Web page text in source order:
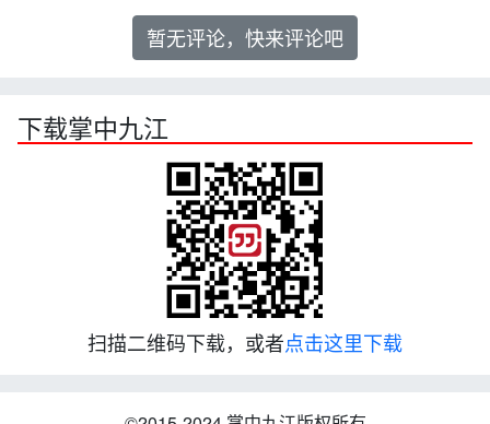
暂无评论，快来评论吧
下载掌中九江
扫描二维码下载，或者点击这里下载